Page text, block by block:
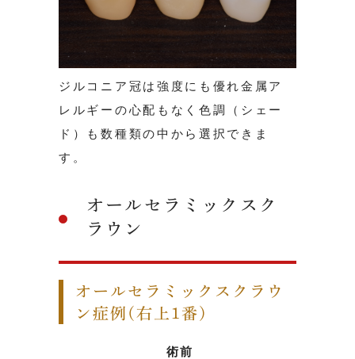
ジルコニア冠は強度にも優れ金属ア
レルギーの心配もなく色調（シェー
ド）も数種類の中から選択できま
す。
オールセラミックスク
ラウン
オールセラミックスクラウ
ン症例(右上1番)
術前